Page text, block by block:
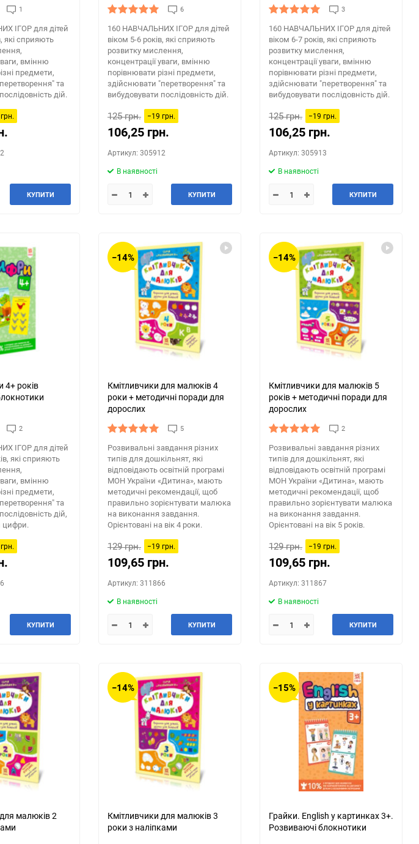
1
ІГOР для дітей
які сприяють
вмінню
предмети,
та
дій.
КУПИТИ
6
160 НАВЧАЛЬНИХ ІГOР для дітей
віком 5-6 років, які сприяють
розвитку мислення,
концентрації уваги, вмінню
порівнювати різні предмети,
здійснювати "перетворення" та
вибудовувати послідовність дій.
125 грн. −19 грн.
106,25 грн.
Артикул: 305912
В наявності
КУПИТИ
3
160 НАВЧАЛЬНИХ ІГOР для дітей
віком 6-7 років, які сприяють
розвитку мислення,
концентрації уваги, вмінню
порівнювати різні предмети,
здійснювати "перетворення" та
вибудовувати послідовність дій.
125 грн. −19 грн.
106,25 грн.
Артикул: 305913
В наявності
КУПИТИ
4+ років
2
ІГOР для дітей
які сприяють
вмінню
предмети,
та
дій,
цифри.
КУПИТИ
−14%
Кмітливчики для малюків 4
роки + методичні поради для
дорослих
5
Розвивальні завдання різних
типів для дошкільнят, які
відповідають освітній програмі
МОН України «Дитина», мають
методичні рекомендації, щоб
правильно зорієнтувати малюка
на виконання завдання.
Орієнтовані на вік 4 роки.
129 грн. −19 грн.
109,65 грн.
Артикул: 311866
В наявності
КУПИТИ
−14%
Кмітливчики для малюків 5
років + методичні поради для
дорослих
2
Розвивальні завдання різних
типів для дошкільнят, які
відповідають освітній програмі
МОН України «Дитина», мають
методичні рекомендації, щоб
правильно зорієнтувати малюка
на виконання завдання.
Орієнтовані на вік 5 років.
129 грн. −19 грн.
109,65 грн.
Артикул: 311867
В наявності
КУПИТИ
малюків 2
−14%
Кмітливчики для малюків 3
роки з наліпками
−15%
Грайки. English у картинках 3+.
Розвиваючі блокнотики